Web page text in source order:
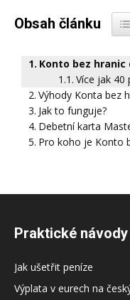
Obsah článku
Konto bez hranic
Více jak 40
Výhody Konta bez
Jak to funguje?
Debetní karta
Pro koho je Konto
Praktické návody
Jak ušetřit peníze
Výplata v eurech na